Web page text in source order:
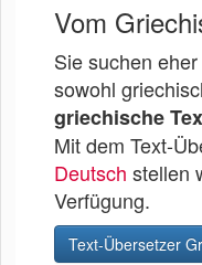
Vom
Sie suchen
sowohl
griechische
Mit dem Text-
Deutsch stellen
Verfügung.
Text-Übersetzer